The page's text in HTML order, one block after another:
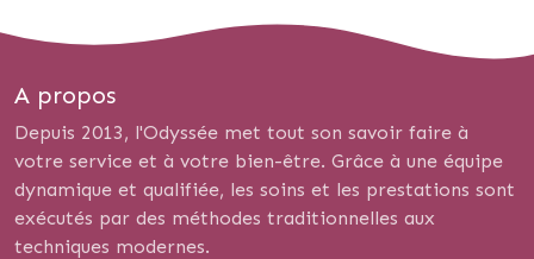
A propos
Depuis 2013, l'Odyssée met tout son savoir faire à
votre service et à votre bien-être. Grâce à une équipe
dynamique et qualifiée, les soins et les prestations sont
exécutés par des méthodes traditionnelles aux
techniques modernes.